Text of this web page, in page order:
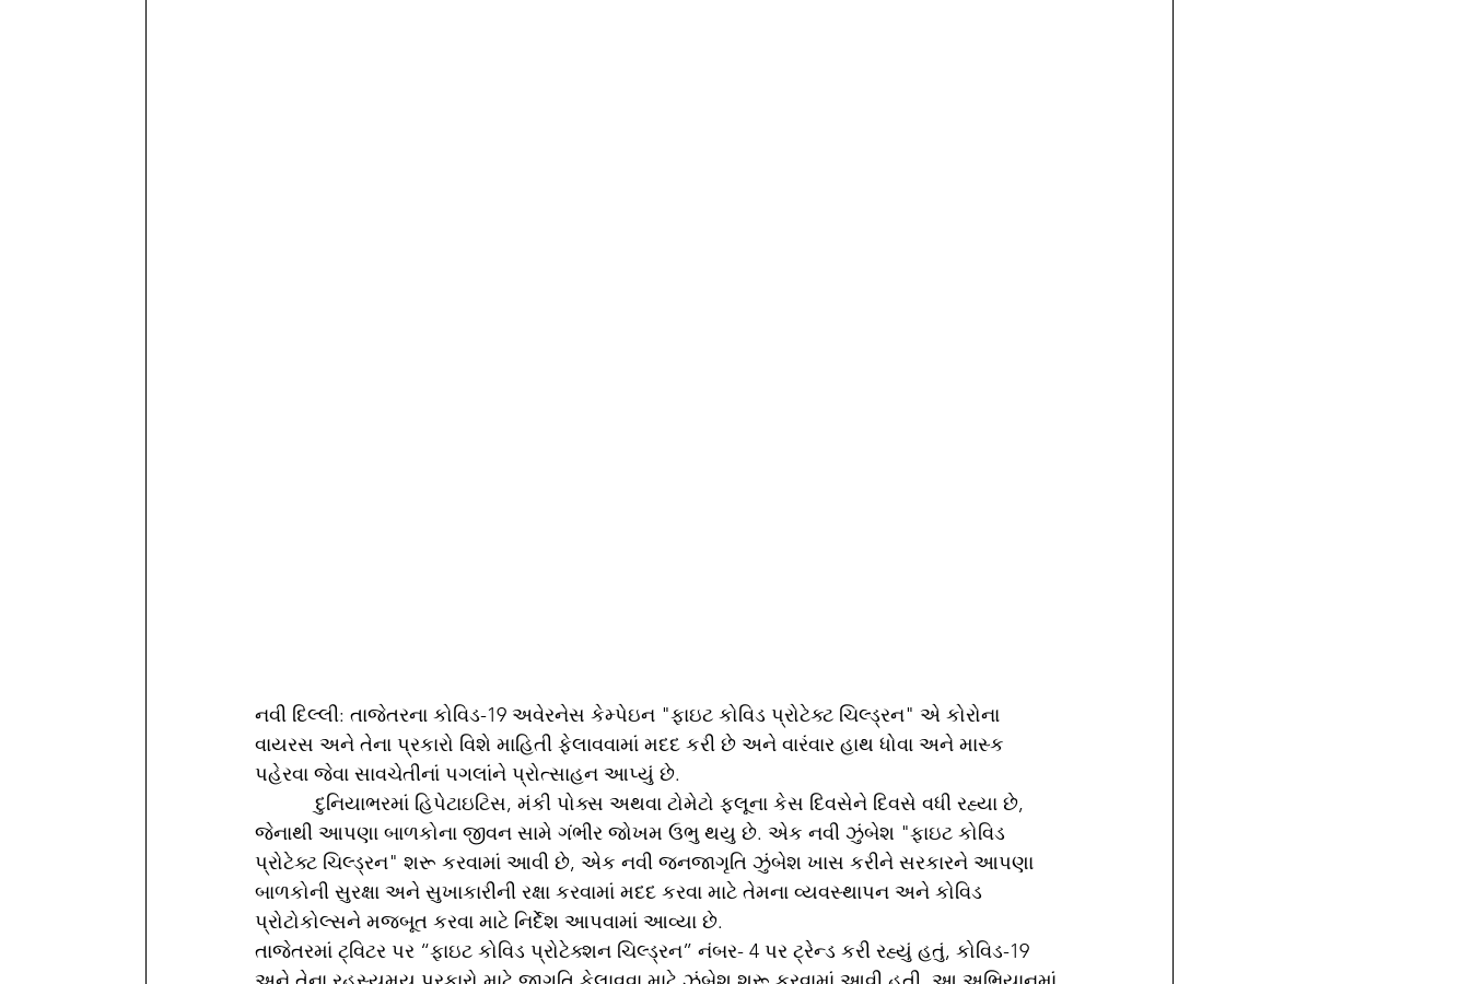
નવી દિલ્લી: તાજેતરના કોવિડ-19 અવેરનેસ કેમ્પેઇન "ફાઇટ કોવિડ પ્રોટેક્ટ ચિલ્ડ્રન" એ કોરોના
વાયરસ અને તેના પ્રકારો વિશે માહિતી ફેલાવવામાં મદદ કરી છે અને વારંવાર હાથ ધોવા અને માસ્ક
પહેરવા જેવા સાવચેતીનાં પગલાંને પ્રોત્સાહન આપ્યું છે.
જેનાથી આપણા બાળકોના જીવન સામે ગંભીર જોખમ ઉભુ થયુ છે. એક નવી ઝુંબેશ "ફાઇટ કોવિડ
પ્રોટેક્ટ ચિલ્ડ્રન" શરૂ કરવામાં આવી છે, એક નવી જનજાગૃતિ ઝુંબેશ ખાસ કરીને સરકારને આપણા
બાળકોની સુરક્ષા અને સુખાકારીની રક્ષા કરવામાં મદદ કરવા માટે તેમના વ્યવસ્થાપન અને કોવિડ
પ્રોટોકોલ્સને મજબૂત કરવા માટે નિર્દેશ આપવામાં આવ્યા છે.
તાજેતરમાં ટ્વિટર પર “ફાઇટ કોવિડ પ્રોટેક્શન ચિલ્ડ્રન” નંબર- 4 પર ટ્રેન્ડ કરી રહ્યું હતું, કોવિડ-19